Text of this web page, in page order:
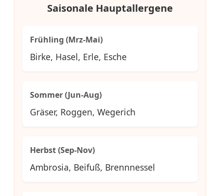
Saisonale Hauptallergene
Frühling (Mrz-Mai)
Birke, Hasel, Erle, Esche
Sommer (Jun-Aug)
Gräser, Roggen, Wegerich
Herbst (Sep-Nov)
Ambrosia, Beifuß, Brennnessel